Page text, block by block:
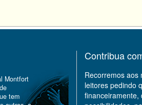
Montfort
tem
Contribua
Recorremos aos
leitores pedindo
financeiramente,